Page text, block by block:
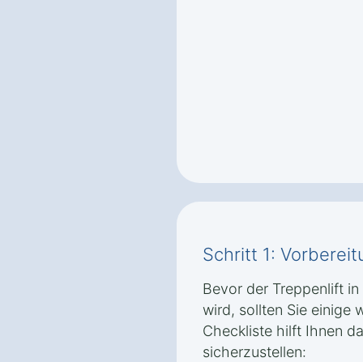
Schritt 1:
Bevor der Treppenlift
wird, sollten Sie einige
Checkliste hilft Ihnen
sicherzustellen: